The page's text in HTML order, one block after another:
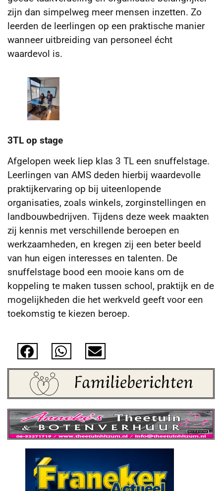
zijn dan simpelweg meer mensen inzetten. Zo
leerden de leerlingen op een praktische manier
wanneer uitbreiding van personeel écht
waardevol is.
3TL op stage
Afgelopen week liep klas 3 TL een snuffelstage.
Leerlingen van AMS deden hierbij waardevolle
praktijkervaring op bij uiteenlopende
organisaties, zoals winkels, zorginstellingen en
landbouwbedrijven. Tijdens deze week maakten
zij kennis met verschillende beroepen en
werkzaamheden, en kregen zij een beter beeld
van hun eigen interesses en talenten. De
snuffelstage bood een mooie kans om de
koppeling te maken tussen school, praktijk en de
mogelijkheden die het werkveld geeft voor een
toekomstig te kiezen beroep.